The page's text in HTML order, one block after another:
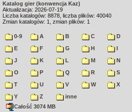
Katalog gier (konwencja Kaz)
Aktualizacja: 2026-07-19
Liczba katalogów: 8878, liczba plików: 40040
Zmian katalogów: 1, zmian plików: 1
0-9 A B C
D
E
F G H
I
J
K L M
N
O
P Q R
S
T
U V W
X
Y
Z
inne
Całość 3074 MB